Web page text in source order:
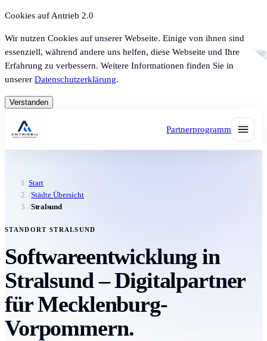
Cookies auf Antrieb 2.0
Wir nutzen Cookies auf unserer Webseite. Einige von ihnen sind
essenziell, während andere uns helfen, diese Webseite und Ihre
Erfahrung zu verbessern. Weitere Informationen finden Sie in
unserer Datenschutzerklärung.
Verstanden
Partnerprogramm
Start
/Städte Übersicht
/Stralsund
STANDORT STRALSUND
Softwareentwicklung in
Stralsund – Digitalpartner
für Mecklenburg-
Vorpommern.